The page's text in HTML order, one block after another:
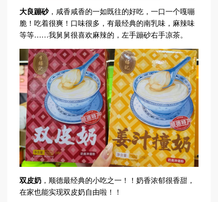
大良蹦砂，咸香咸香的一如既往的好吃，一口一个嘎嘣
脆！吃着很爽！口味很多，有最经典的南乳味，麻辣味
等等……我舅舅很喜欢麻辣的，左手蹦砂右手凉茶。
双皮奶 ，顺德最经典的小吃之一！！奶香浓郁很香甜，
在家也能实现双皮奶自由啦！！